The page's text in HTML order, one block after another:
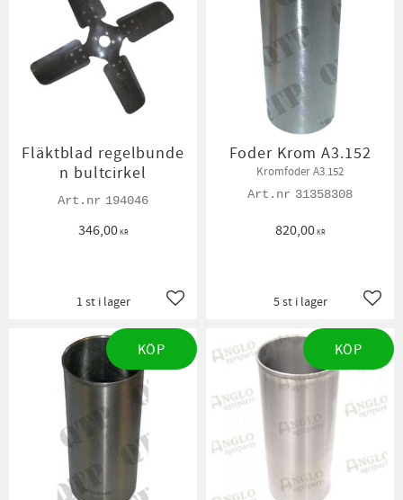
Fläktblad regelbunde
n bultcirkel
194046
346,00KR
Lägg till i favoriter
1 st i lager
Foder Krom A3.152
Kromfoder A3.152
31358308
820,00KR
5 st i lager
KÖP KÖP